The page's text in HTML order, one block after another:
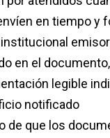
en tiempo y
en el
legible
notificado
de que los